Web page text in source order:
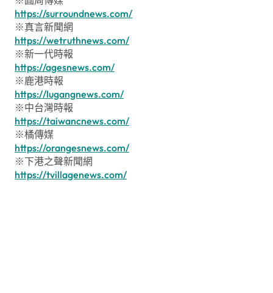
https://surroundnews.com/
※真言新聞網
https://wetruthnews.com/
※新一代時報
https://agesnews.com/
※鹿港時報
https://lugangnews.com/
※中台灣時報
https://taiwancnews.com/
※橘傳媒
https://orangesnews.com/
※下港之聲新聞網
https://tvillagenews.com/